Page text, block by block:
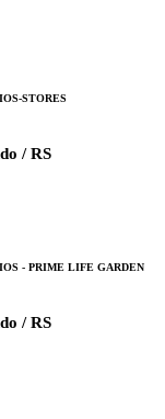
STORES
/ RS
- PRIME LIFE GARDEN
/ RS